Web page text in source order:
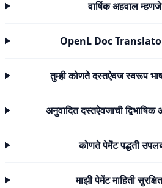
वार्षिक अहवाल
OpenL Doc
तुम्ही कोणते दस्तऐवज स्वरूप
अनुवादित दस्तऐवजाची
कोणते पेमेंट पद्धती
माझी पेमेंट माहिती